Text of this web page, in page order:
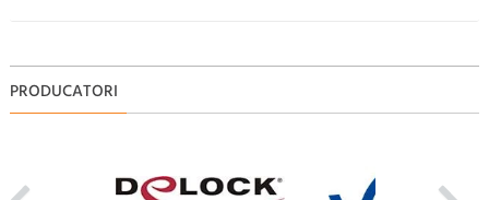
PRODUCATORI